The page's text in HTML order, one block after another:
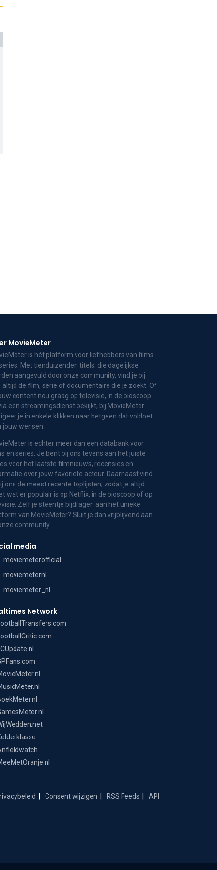
MovieMeter
is hét platform voor liefhebbers van films
Met tienduizenden titels, die dagelijkse
aangevuld door onze community, vind je bij
altijd de film, serie of documentaire die je zoekt. Of
content nou graag op televisie, in de bioscoop
een streamingsdienst bekijkt, bij MovieMeter
je in enkele klikken naar hetgeen dat voldoet
jouw wensen.
is echter meer dan een databank voor
en series. Je bent bij ons tevens aan het juiste
voor het laatste filmnieuws, recensies en
over jouw favoriete acteur. Daarnaast vind
ons de meest recente toplijsten, zodat je altijd
wat er populair is op Netflix, in de bioscoop of op
Zelf je steentje bijdragen aan het unieke
van MovieMeter? Sluit je dan vrijblijvend aan
community.
media
moviemeterofficial
moviemeternl
moviemeter_nl
Network
Consent wijzigen RSS Feeds API